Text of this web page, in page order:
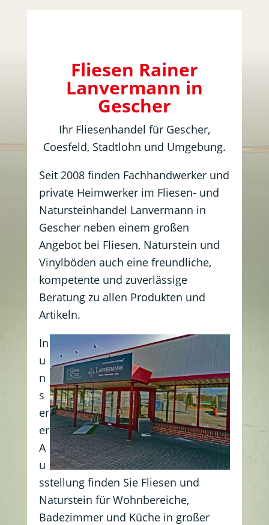
Fliesen Rainer
Lanvermann in
Gescher
Ihr Fliesenhandel für Gescher,
Coesfeld, Stadtlohn und Umgebung.
Seit 2008 finden Fachhandwerker und
private Heimwerker im Fliesen- und
Natursteinhandel Lanvermann in
Gescher neben einem großen
Angebot bei Fliesen, Naturstein und
Vinylböden auch eine freundliche,
kompetente und zuverlässige
Beratung zu allen Produkten und
Artikeln.
In
u
n
s
er
er
A
u
sstellung finden Sie Fliesen und
Naturstein für Wohnbereiche,
Badezimmer und Küche in großer